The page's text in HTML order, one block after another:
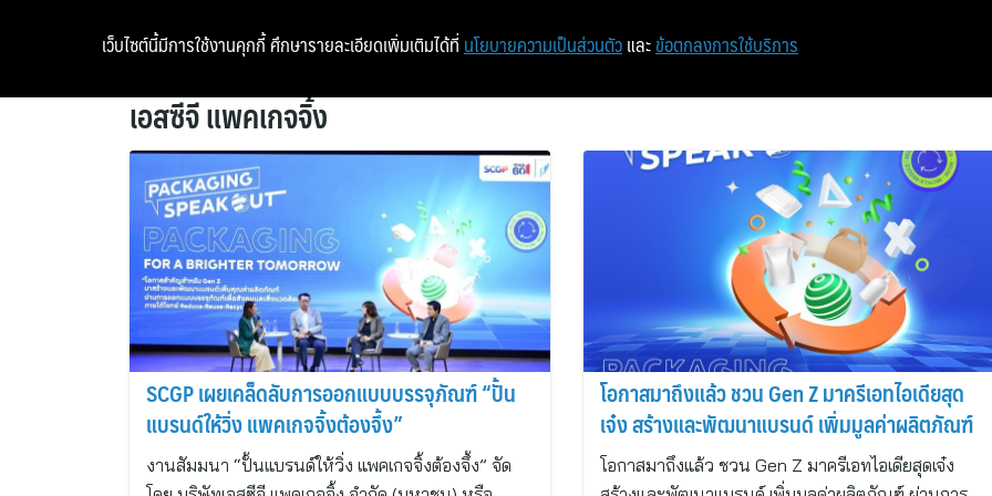
หน้าแรก ท่องเที่ยว
เอสซีจี แพคเกจจิ้ง
SCGP เผยเคล็ดลับการออกแบบบรรจุภัณฑ์ “ปั้น
แบรนด์ให้วิ่ง แพคเกจจิ้งต้องจึ้ง”
งานสัมมนา “ปั้นแบรนด์ให้วิ่ง แพคเกจจิ้งต้องจึ้ง” จัด
โอกาสมาถึงแล้ว ชวน Gen Z มาครีเอทไอเดียสุด
เจ๋ง สร้างและพัฒนาแบรนด์ เพิ่มมูลค่าผลิตภัณฑ์
โอกาสมาถึงแล้ว ชวน Gen Z มาครีเอทไอเดียสุดเจ๋ง
เว็บไซต์นี้มีการใช้งานคุกกี้ ศึกษารายละเอียดเพิ่มเติมได้ที่ นโยบายความเป็นส่วนตัว และ ข้อตกลงการใช้บริการ